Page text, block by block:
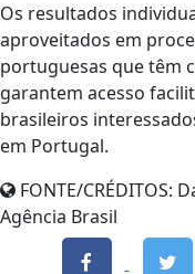
Os resultados
aproveitados em
portuguesas que têm
garantem acesso
brasileiros
em Portugal.
FONTE/CRÉDITOS:
Agência Brasil